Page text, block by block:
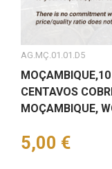
AG.MÇ.01.01.D5
CENTAVOS
MOÇAMBIQUE,
Preço
5,00 €